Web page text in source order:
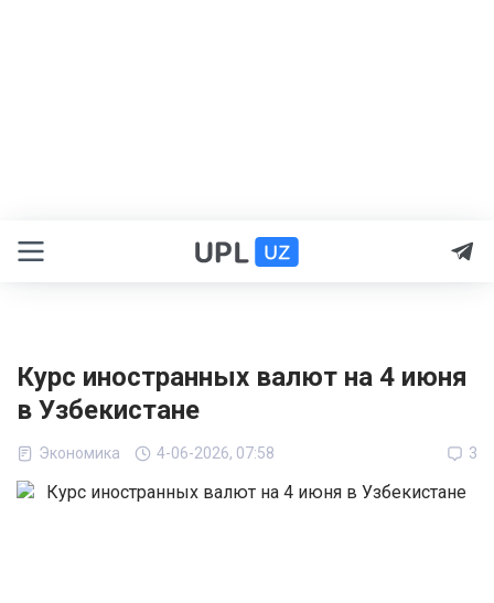
Курс иностранных валют на 4 июня
в Узбекистане
Экономика 4-06-2026, 07:58 3